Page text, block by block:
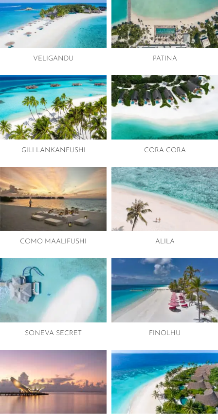
VELIGANDU PATINA
GILI LANKANFUSHI CORA CORA
COMO MAALIFUSHI ALILA
SONEVA SECRET FINOLHU